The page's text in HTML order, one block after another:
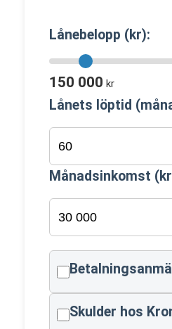
Lånebelopp (kr):
150 000 kr
Lånets löptid
Månadsinkomst
Skulder hos